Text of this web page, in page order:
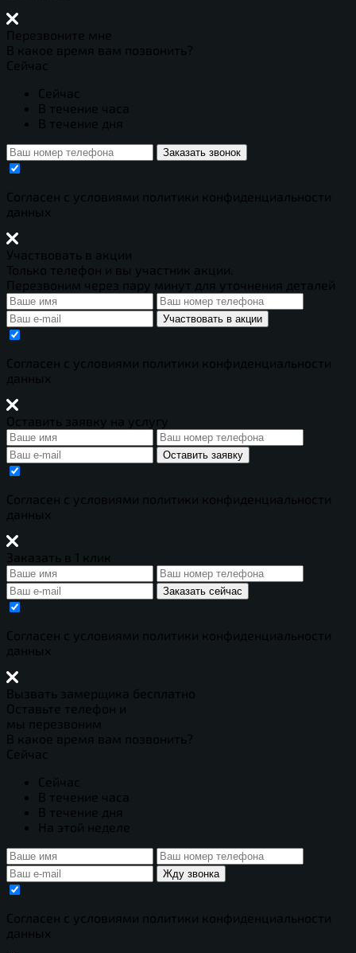
Перезвоните мне
В какое время вам позвонить?
Сейчас
Сейчас
В течение часа
В течение дня
Заказать звонок
Cогласен с условиями политики конфиденциальности
данных
Участвовать в акции
Только телефон и вы участник акции.
Перезвоним через пару минут для уточнения деталей
Участвовать в акции
Cогласен с условиями политики конфиденциальности
данных
Оставить заявку на услугу
Оставить заявку
Cогласен с условиями политики конфиденциальности
данных
Заказать в 1 клик
Заказать сейчас
Cогласен с условиями политики конфиденциальности
данных
Вызвать замерщика бесплатно
Оставьте телефон и
мы перезвоним
В какое время вам позвонить?
Сейчас
Сейчас
В течение часа
В течение дня
На этой неделе
Жду звонка
Cогласен с условиями политики конфиденциальности
данных